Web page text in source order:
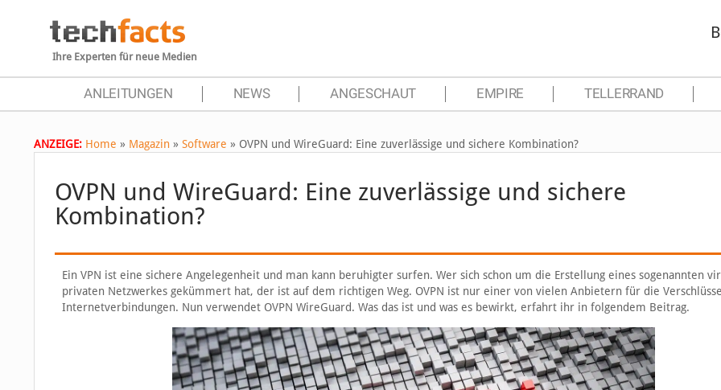
Ihre Experten für neue Medien
ANLEITUNGEN NEWS ANGESCHAUT EMPIRE TELLERRAND
ANZEIGE: Home » Magazin » Software » OVPN und WireGuard: Eine zuverlässige und sichere Kombination?
OVPN und WireGuard: Eine zuverlässige und sichere
Kombination?
Ein VPN ist eine sichere Angelegenheit und man kann beruhigter surfen. Wer sich schon um die Erstellung eines sogenannten
privaten Netzwerkes gekümmert hat, der ist auf dem richtigen Weg. OVPN ist nur einer von vielen Anbietern für die
Internetverbindungen. Nun verwendet OVPN WireGuard. Was das ist und was es bewirkt, erfahrt ihr in folgendem Beitrag.